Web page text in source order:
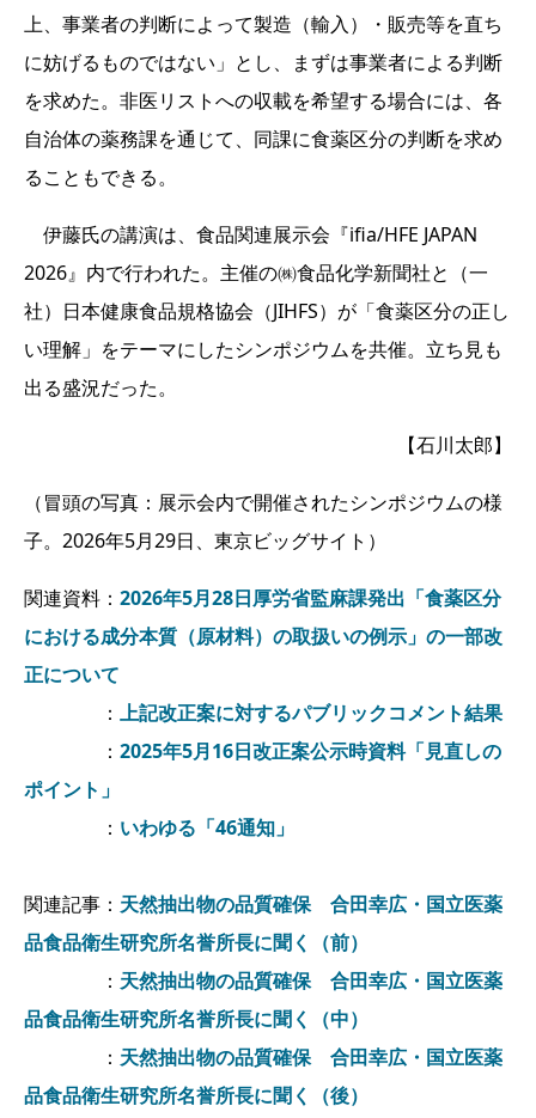
上、事業者の判断によって製造（輸入）・販売等を直ち
に妨げるものではない」とし、まずは事業者による判断
を求めた。非医リストへの収載を希望する場合には、各
自治体の薬務課を通じて、同課に食薬区分の判断を求め
ることもできる。
伊藤氏の講演は、食品関連展示会『ifia/HFE JAPAN
2026』内で行われた。主催の㈱食品化学新聞社と（一
社）日本健康食品規格協会（JIHFS）が「食薬区分の正し
い理解」をテーマにしたシンポジウムを共催。立ち見も
出る盛況だった。
【石川太郎】
（冒頭の写真：展示会内で開催されたシンポジウムの様
子。2026年5月29日、東京ビッグサイト）
関連資料： 2026年5月28日厚労省監麻課発出「食薬区分
における成分本質（原材料）の取扱いの例示」の一部改
正について
： 上記改正案に対するパブリックコメント結果
： 2025年5月16日改正案公示時資料「見直しの
ポイント」
： いわゆる「46通知」
関連記事： 天然抽出物の品質確保 合田幸広・国立医薬
品食品衛生研究所名誉所長に聞く（前）
： 天然抽出物の品質確保 合田幸広・国立医薬
品食品衛生研究所名誉所長に聞く（中）
： 天然抽出物の品質確保 合田幸広・国立医薬
品食品衛生研究所名誉所長に聞く（後）